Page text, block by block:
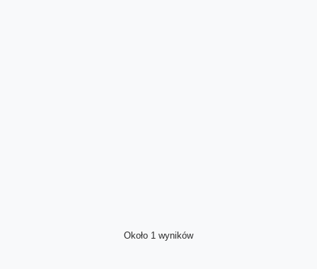
Około 1 wyników